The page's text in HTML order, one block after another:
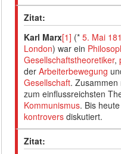
Zitat:
Karl Marx[1] (*5. Mai
London) war ein
Gesellschaftstheoretiker,
derArbeiterbewegung
Gesellschaft. Zusammen
zum einflussreichsten
Kommunismus. Bis
kontrovers diskutiert.
Zitat: